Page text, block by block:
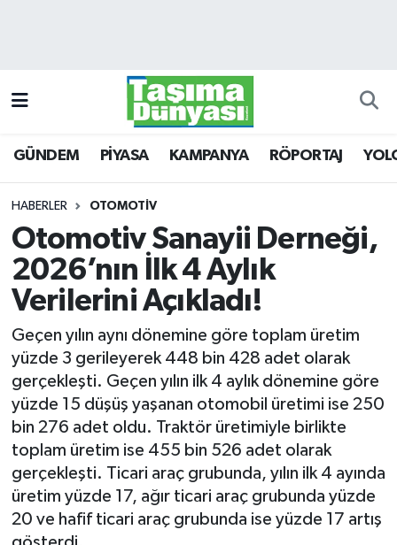
GÜNDEM PİYASA KAMPANYA RÖPORTAJ
HABERLER OTOMOTİV
Otomotiv Sanayii Derneği,
2026’nın İlk 4 Aylık
Verilerini Açıkladı!
Geçen yılın aynı dönemine göre toplam üretim
yüzde 3 gerileyerek 448 bin 428 adet olarak
gerçekleşti. Geçen yılın ilk 4 aylık dönemine göre
yüzde 15 düşüş yaşanan otomobil üretimi ise 250
bin 276 adet oldu. Traktör üretimiyle birlikte
toplam üretim ise 455 bin 526 adet olarak
gerçekleşti. Ticari araç grubunda, yılın ilk 4 ayında
üretim yüzde 17, ağır ticari araç grubunda yüzde
20 ve hafif ticari araç grubunda ise yüzde 17 artış
KAMPANYA
RÖPORTAJ
YOLCU TAŞIMA
LOJİSTİK
E-GAZETE
TAŞITLAR
Trafik Durumu
Süper Lig Puan Durumu ve Fikstür
Tüm Manşetler
Son Dakika Haberleri
Haber Arşivi